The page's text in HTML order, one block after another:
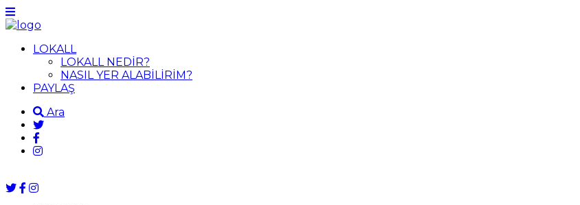
LOKALL
LOKALL NEDİR?
NASIL YER ALABİLİRİM?
PAYLAŞ
Ara